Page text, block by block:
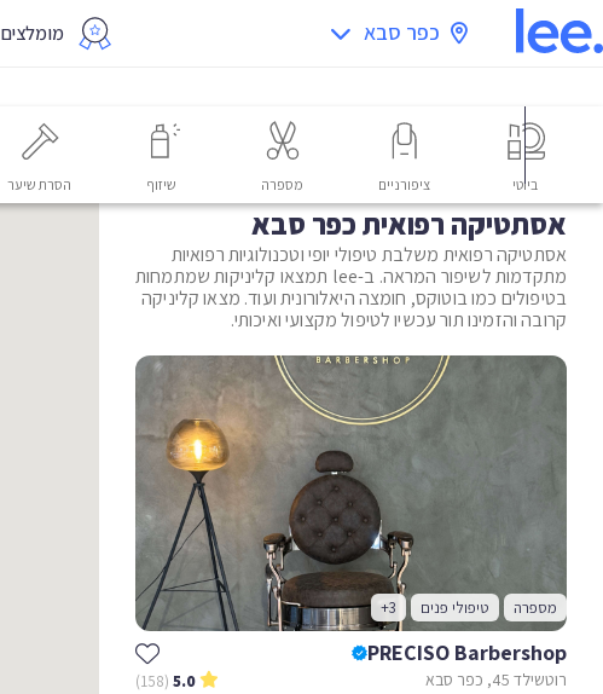
כפר סבא מומלצים
ביוטי ציפורניים מספרה שיזוף הסרת שיער
אסתטיקה רפואית כפר סבא
אסתטיקה רפואית משלבת טיפולי יופי וטכנולוגיות רפואיות
מתקדמות לשיפור המראה. ב-lee תמצאו קליניקות שמתמחות
בטיפולים כמו בוטוקס, חומצה היאלורונית ועוד. מצאו קליניקה
קרובה והזמינו תור עכשיו לטיפול מקצועי ואיכותי.
מספרה טיפולי פנים +3
PRECISO Barbershop
רוטשילד 45, כפר סבא 5.0
(158)